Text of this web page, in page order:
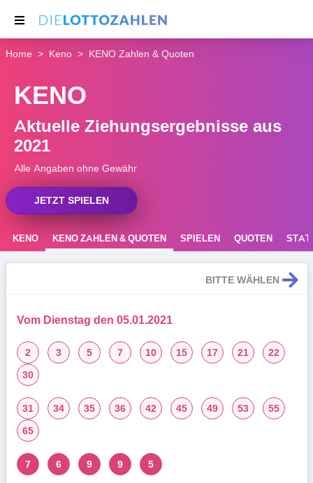
SERVICE
Home Keno KENO Zahlen & Quoten
KENO
Aktuelle Ziehungsergebnisse aus
2021
Alle Angaben ohne Gewähr
JETZT SPIELEN
KENO KENO ZAHLEN & QUOTEN SPIELEN QUOTEN
REGELN
Vom Dienstag den 05.01.2021
2 3 5 7 10 15 17 21
22
30
31 34 35 36 42 45 49 53
55
65
7 6 9 9 5
BITTE WÄHLEN